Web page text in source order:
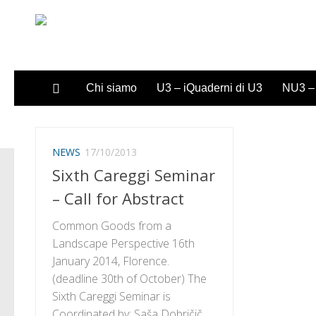
Sotto il contenuto
Chi siamo U3 – iQuaderni di U3 NU3
NEWS 17/10/2013
Sixth Careggi Seminar
– Call for Abstract
Common Goods from a
Landscape Perspective 16th
January 2014, Florence.
(deadline 30th of October) The
Sixth Careggi Seminar is